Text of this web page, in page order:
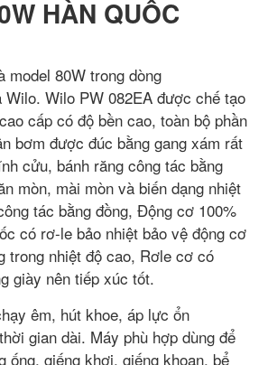
HÀN QUỐC
model 80W trong dòng
Wilo. Wilo PW 082EA được chế tạo
cấp có độ bền cao, toàn bộ phần
bơm được đúc bằng gang xám rất
cửu, bánh răng công tác bằng
mòn, mài mòn và biến dạng nhiệt
tác bằng đồng, Động cơ 100%
có rơ-le bảo nhiệt bảo vệ động cơ
trong nhiệt độ cao, Rơle cơ có
giày nên tiếp xúc tốt.
êm, hút khoe, áp lực ổn
gian dài. Máy phù hợp dùng để
ống, giếng khơi, giếng khoan, bể